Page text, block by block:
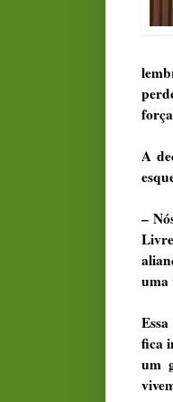
A
–
uma
fica
um